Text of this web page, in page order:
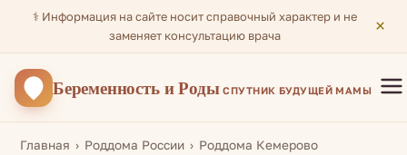
⚕️ Информация на сайте носит справочный характер и не
заменяет консультацию врача
×
Беременностьи Роды СПУТНИК БУДУЩЕЙ МАМЫ
Главная Роддома России
Роддома Кемерово